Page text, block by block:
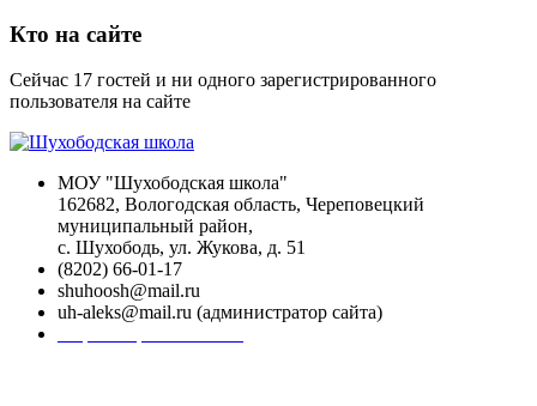
Кто на сайте
Сейчас 17 гостей и ни одного зарегистрированного
пользователя на сайте
МОУ "Шухободская школа"
162682, Вологодская область, Череповецкий
муниципальный район,
с. Шухободь, ул. Жукова, д. 51
(8202) 66-01-17
shuhoosh@mail.ru
uh-aleks@mail.ru (администратор сайта)